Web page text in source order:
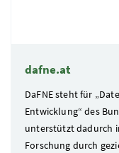
dafne.at
DaFNE steht für
Entwicklung“ des
unterstützt dadurch
Forschung durch